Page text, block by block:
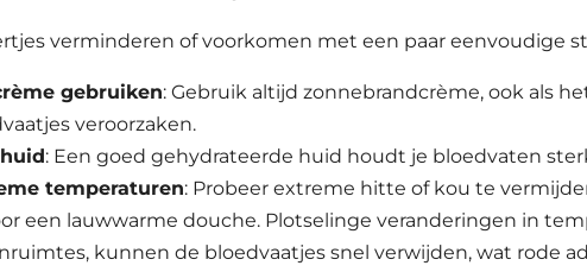
verminderen of voorkomen met een paar eenvoudige
gebruiken: Gebruik altijd zonnebrandcrème, ook als
veroorzaken.
: Een goed gehydrateerde huid houdt je bloedvaten
temperaturen: Probeer extreme hitte of kou te
een lauwwarme douche. Plotselinge veranderingen in
kunnen de bloedvaatjes snel verwijden, wat rode